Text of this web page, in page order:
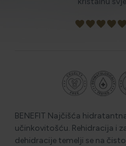
favoritefavoritefavoritefavoritefavorite
BENEFIT Najčišća
učinkovitošću. Rehidracija i
dehidracije temelji se na